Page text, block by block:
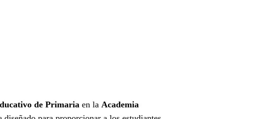
de Primaria en la Academia